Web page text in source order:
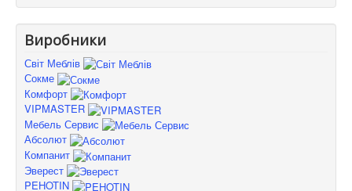
Виробники
Світ Меблів
Сокме
Комфорт
VIPMASTER
Мебель Сервис
Абсолют
Компанит
Эверест
PEHOTIN